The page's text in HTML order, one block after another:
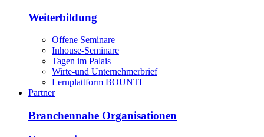
Weiterbildung
Offene Seminare
Inhouse-Seminare
Tagen im Palais
Wirte-und Unternehmerbrief
Lernplattform BOUNTI
Partner
Branchennahe Organisationen